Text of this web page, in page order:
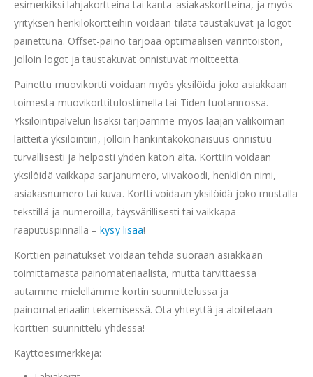
esimerkiksi lahjakortteina tai kanta-asiakaskortteina, ja myös
yrityksen henkilökortteihin voidaan tilata taustakuvat ja logot
painettuna. Offset-paino tarjoaa optimaalisen värintoiston,
jolloin logot ja taustakuvat onnistuvat moitteetta.
Painettu muovikortti voidaan myös yksilöidä joko asiakkaan
toimesta muovikorttitulostimella tai Tiden tuotannossa.
Yksilöintipalvelun lisäksi tarjoamme myös laajan valikoiman
laitteita yksilöintiin, jolloin hankintakokonaisuus onnistuu
turvallisesti ja helposti yhden katon alta. Korttiin voidaan
yksilöidä vaikkapa sarjanumero, viivakoodi, henkilön nimi,
asiakasnumero tai kuva. Kortti voidaan yksilöidä joko mustalla
tekstillä ja numeroilla, täysvärillisesti tai vaikkapa
raaputuspinnalla –kysy lisää!
Korttien painatukset voidaan tehdä suoraan asiakkaan
toimittamasta painomateriaalista, mutta tarvittaessa
autamme mielellämme kortin suunnittelussa ja
painomateriaalin tekemisessä. Ota yhteyttä ja aloitetaan
korttien suunnittelu yhdessä!
Käyttöesimerkkejä: